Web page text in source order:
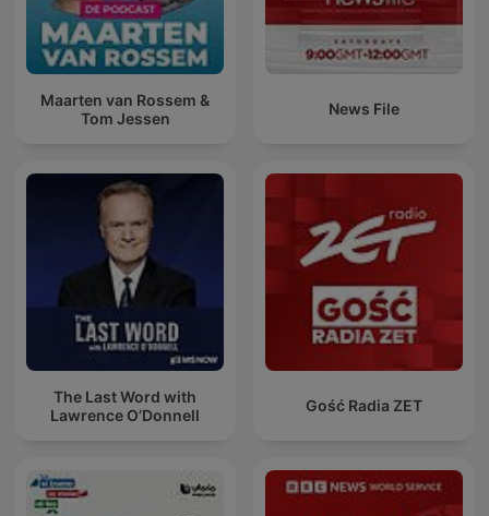
Maarten van Rossem &
Tom Jessen
News File
The Last Word with
Lawrence O’Donnell
Gość Radia ZET